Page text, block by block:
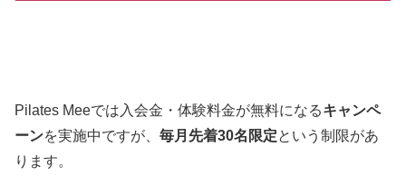
Pilates Meeでは入会金・体験料金が無料になるキャンペ
ーンを実施中ですが、 毎月先着30名限定という制限があ
ります。